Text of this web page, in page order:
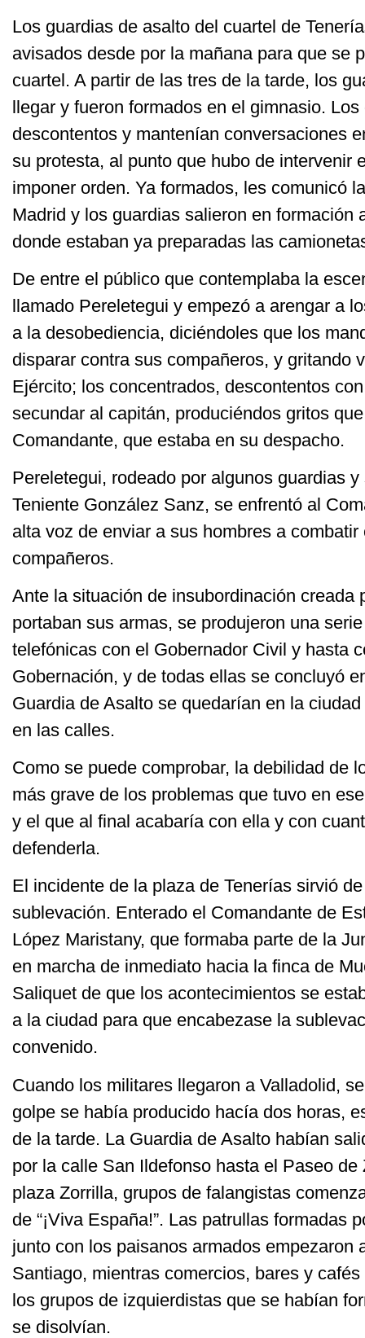
Los guardias de asalto del cuartel de
avisados desde por la mañana para que se
cuartel. A partir de las tres de la tarde, los
llegar y fueron formados en el gimnasio.
descontentos y mantenían conversaciones
su protesta, al punto que hubo de intervenir
imponer orden. Ya formados, les comunicó
Madrid y los guardias salieron en formación
donde estaban ya preparadas las
De entre el público que contemplaba la
llamado Pereletegui y empezó a arengar a
a la desobediencia, diciéndoles que los
disparar contra sus compañeros, y gritando
Ejército; los concentrados, descontentos
secundar al capitán, produciéndos gritos
Comandante, que estaba en su despacho.
Pereletegui, rodeado por algunos guardias
Teniente González Sanz, se enfrentó al
alta voz de enviar a sus hombres a
compañeros.
Ante la situación de insubordinación creada
portaban sus armas, se produjeron una
telefónicas con el Gobernador Civil y hasta
Gobernación, y de todas ellas se concluyó
Guardia de Asalto se quedarían en la
en las calles.
Como se puede comprobar, la debilidad de
más grave de los problemas que tuvo en
y el que al final acabaría con ella y con
defenderla.
El incidente de la plaza de Tenerías sirvió
sublevación. Enterado el Comandante de
López Maristany, que formaba parte de la
en marcha de inmediato hacia la finca de
Saliquet de que los acontecimientos se
a la ciudad para que encabezase la
convenido.
Cuando los militares llegaron a Valladolid,
golpe se había producido hacía dos horas,
de la tarde. La Guardia de Asalto habían
por la calle San Ildefonso hasta el Paseo
plaza Zorrilla, grupos de falangistas
de “¡Viva España!”. Las patrullas formadas
junto con los paisanos armados empezaron
Santiago, mientras comercios, bares y
los grupos de izquierdistas que se habían
se disolvían.